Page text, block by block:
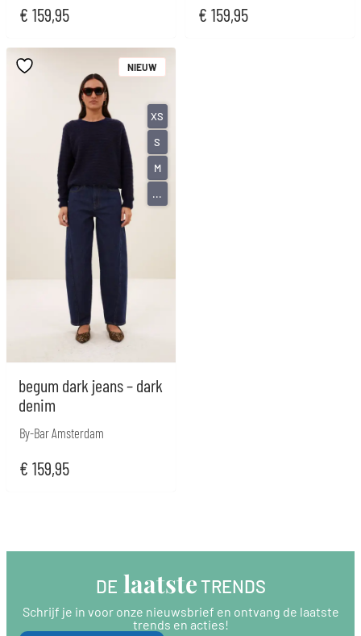
€ 159,95 € 159,95
begum dark jeans – dark
denim
By-Bar Amsterdam
€ 159,95
NIEUW
XS
S
M
...
DE laatste TRENDS
Schrijf je in voor onze nieuwsbrief en ontvang de laatste
trends en acties!